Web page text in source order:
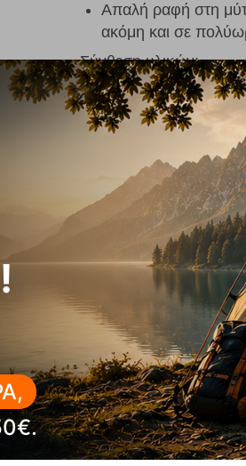
Απαλή ραφή στη
ακόμη και σε
Σύνθεση υλικών:
43% Siltex
42% Isolwool –
10% Polyamide –
5% Lycra (elastan)
Ιδανική για
εναλλασσόμενες
όσους αναζητούν
Κατάλληλη για